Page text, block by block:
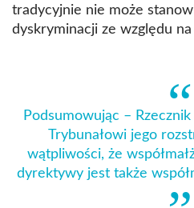
tradycyjnie nie może
dyskryminacji ze względu
Podsumowując –
Trybunałowi jego
wątpliwości, że
dyrektywy jest także